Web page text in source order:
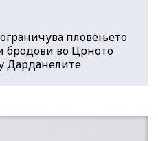
пловењето
бродови во Црното
Дарданелите